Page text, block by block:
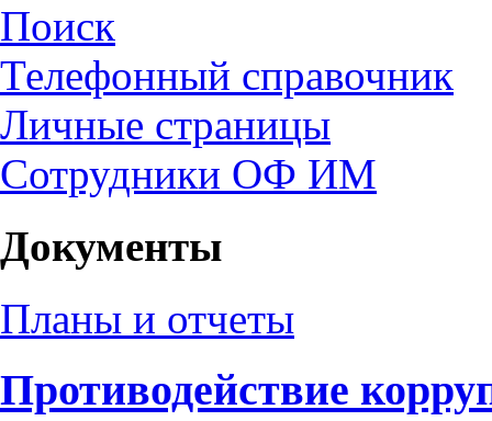
Поиск
Телефонный справочник
Личные страницы
Сотрудники ОФ ИМ
Документы
Планы и отчеты
Противодействие